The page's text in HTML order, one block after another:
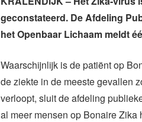
geconstateerd. De Afdeling
het Openbaar Lichaam meldt
Waarschijnlijk is de patiënt op
de ziekte in de meeste gevallen
verloopt, sluit de afdeling
al meer mensen op Bonaire Zika